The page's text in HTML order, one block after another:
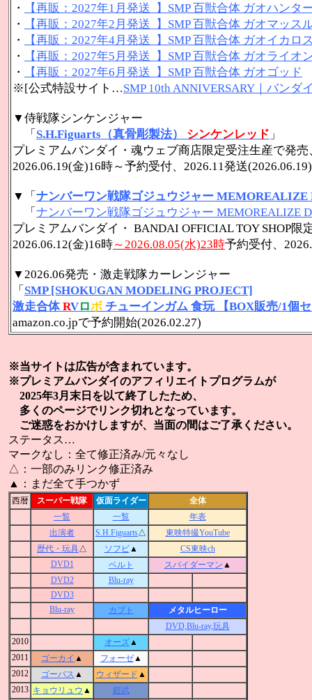
・
【再販：2027年1月発送 】SMP 百獣合体 ガオハンタ
・
【再販：2027年2月発送 】SMP 百獣合体 ガオマッス
・
【再販：2027年4月発送 】SMP 百獣合体 ガオイカロ
・
【再販：2027年5月発送 】SMP 百獣合体 ガオライオ
・
【再販：2027年6月発送 】SMP 百獣合体 ガオゴッド
※[公式特設サイト…SMP 10th ANNIVERSARY｜バンダ
▼侍戦隊シンケンジャー
「 S.H.Figuarts（真骨彫製法） シンケンレッド 」
プレミアムバンダイ・魂ウェブ商店限定受注生産で発売
2026.06.19(金)16時～予約受付、2026.11発送(2026.06.19)
▼「 ナンバーワン戦隊ゴジュウジャー MEMOREALIZE
「 ナンバーワン戦隊ゴジュウジャー MEMOREALIZE
プレミアムバンダイ・ BANDAI OFFICIAL TOY SHOP限
2026.06.12(金)16時～2026.08.05(水)23時予約受付、
▼2026.06発売・激走戦隊カーレンジャー
「 SMP [SHOKUGAN MODELING PROJECT]
激走合体RVロボ チューインガム 食玩 【BOX販売/1個
amazon.co.jpで予約開始(2026.02.27)
※当サイトは広告が含まれています。
※プレミアムバンダイのアフィリエイトプログラムが
2025年3月末日を以て終了したため、
多くのページでリンク切れとなっています。
ご迷惑をおかけしますが、当面の間はご了承ください。
ステータス…
マークなし：全て修正済み/元々なし
△：一部のみリンク修正済み
▲：まだ全て手つかず
西暦 スーパー戦隊 仮面ライダー
全体
一覧
一覧
年表
出演者
S.H.Figuarts△
東映特撮YouTube
歴代・玩具△ ソフビ▲
CS東映ch
DVD1
ベルト スパイダーマン ▲
DVD2
Blu-ray
DVD3
Blu-ray
カブト
メタルヒーロー
DVD,Blu-ray,玩具
2010
オーズ▲
2011
ゴーカイ ▲ フォーゼ▲
2012
ゴーバス ▲ ウィザード ▲
2013 キョウリュウ ▲
鎧武